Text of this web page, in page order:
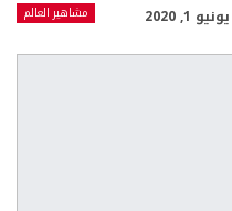
مشاهير العالم يونيو 1, 2020